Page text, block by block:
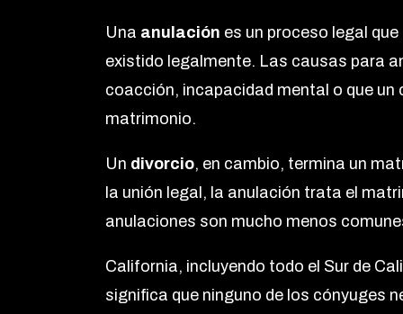
Una anulación es un proceso legal
existido legalmente. Las causas para
coacción, incapacidad mental o que
matrimonio.
Un divorcio, en cambio, termina un
la unión legal, la anulación trata el
anulaciones son mucho menos
California, incluyendo todo el Sur de
significa que ninguno de los cónyuges